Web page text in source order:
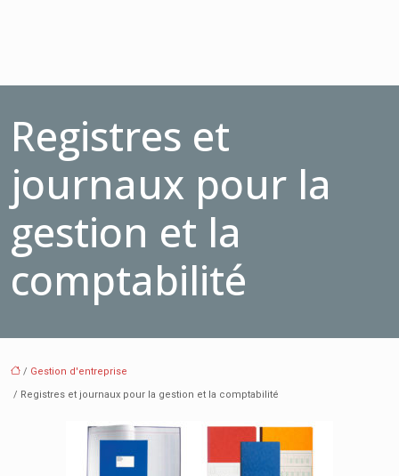
Registres et
journaux pour la
gestion et la
comptabilité
/ Gestion d'entreprise
/ Registres et journaux pour la gestion et la comptabilité